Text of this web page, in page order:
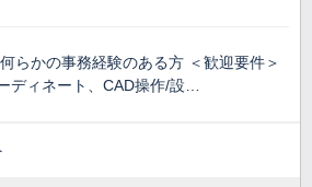
らかの事務経験のある方 ＜歓迎要件＞
ディネート、CAD操作/設…